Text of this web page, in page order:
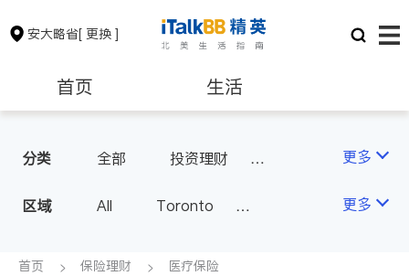
安大略省[ 更换 ]
首页 生活
保险理财 房地产租售
银行贷款 会计师
分类 全部
投资理财
医疗保险
汽车保险
更多
区域 All
Toronto
Scarborough
更多
首页 保险理财 医疗保险